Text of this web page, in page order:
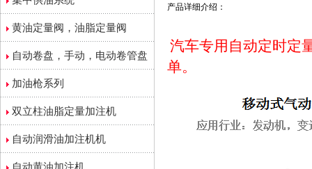
黄油定量阀，油脂定量阀
自动卷盘，手动，电动卷管盘
加油枪系列
双立柱油脂定量加注机
自动润滑油加注机机
自动黄油加注机
产品详细介绍：
汽车专用自动定时定
单。